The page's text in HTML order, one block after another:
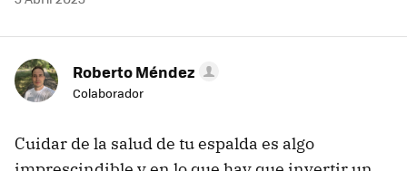
Roberto Méndez
Colaborador
Cuidar de la salud de tu espalda es algo